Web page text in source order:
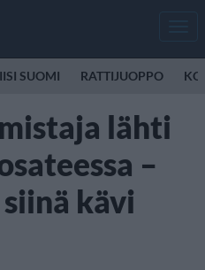
SUOMI RATTIJUOPPO
lähti
–
kävi